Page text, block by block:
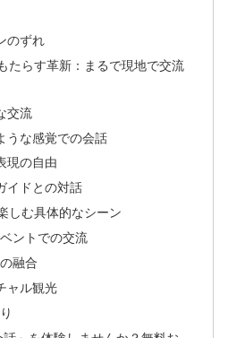
のずれ
たらす革新：まるで現地で交流
交流
うな感覚での会話
現の自由
イドとの対話
しむ具体的なシーン
ントでの交流
融合
ャル観光